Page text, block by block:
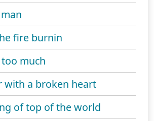
fire burnin
much
with a broken heart
of top of the world